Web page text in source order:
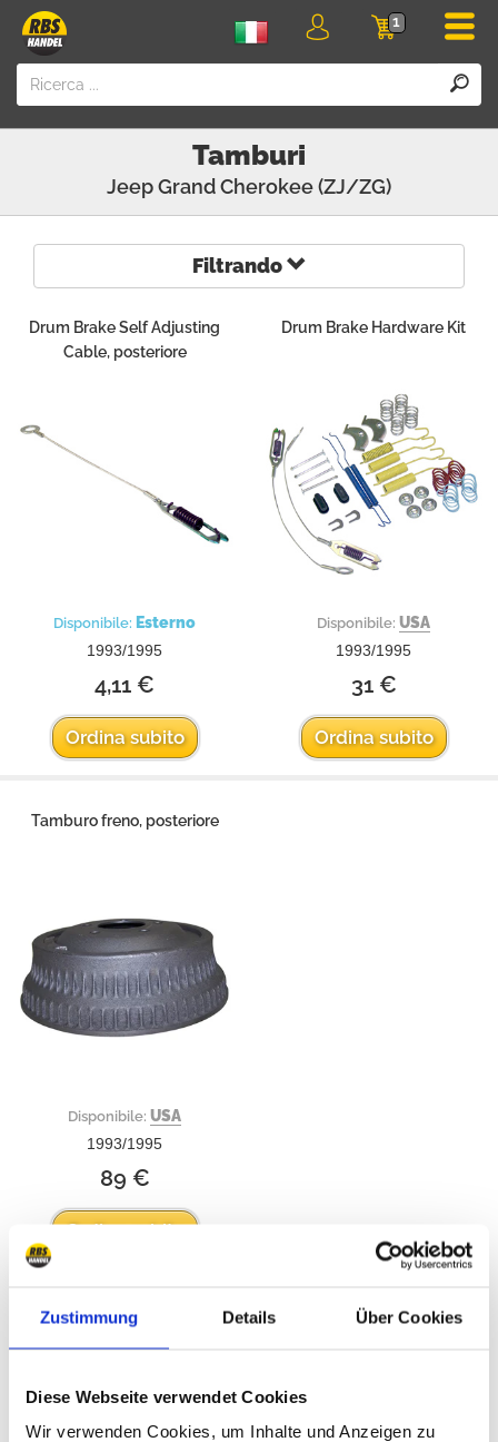
Zustimmung Details Über Cookies
Diese Webseite verwendet Cookies
Wir verwenden Cookies, um Inhalte und Anzeigen zu
Carrello
1
login
Tamburi
JeepGrand Cherokee (ZJ/ZG)
Filtrando
Drum Brake Self Adjusting
Cable, posteriore
Disponibile: Esterno
1993/1995
4,11 €
Ordina subito
Drum Brake Hardware Kit
Disponibile: USA
1993/1995
31 €
Ordina subito
Tamburo freno, posteriore
Disponibile: USA
1993/1995
89 €
Ordina subito